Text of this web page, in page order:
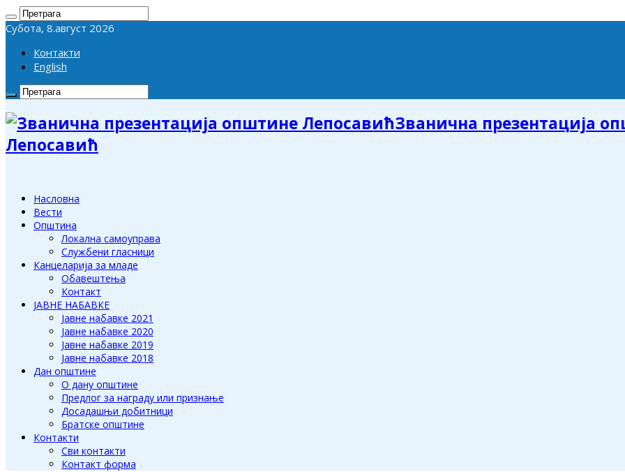
Субота, 8.август 2026
Контакти
English
Званична презентација
Лепосавић
Насловна
Вести
Општина
Локална самоуправа
Службени гласници
Канцеларија за младе
Обавештења
Контакт
ЈАВНЕ НАБАВКЕ
Јавне набавке 2021
Јавне набавке 2020
Јавне набавке 2019
Јавне набавке 2018
Дан општине
О дану општине
Предлог за награду или признање
Досадашњи добитници
Братске општине
Контакти
Сви контакти
Контакт форма